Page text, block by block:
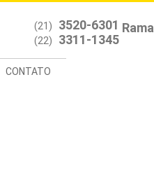
CONTATO
(21) 3520-6301
(22) 3311-1345